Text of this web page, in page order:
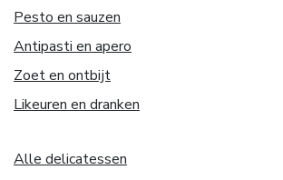
Pesto en sauzen
Antipasti en apero
Zoet en ontbijt
Likeuren en dranken
Alle delicatessen